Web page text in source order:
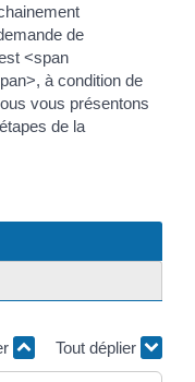
de
<span
à condition de
vous présentons
de la
Tout déplier